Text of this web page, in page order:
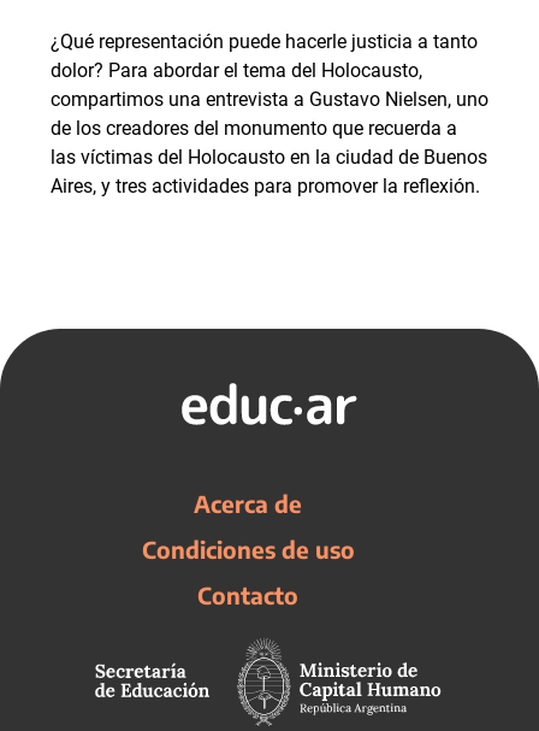
¿Qué representación puede hacerle justicia a tanto
dolor? Para abordar el tema del Holocausto,
compartimos una entrevista a Gustavo Nielsen, uno
de los creadores del monumento que recuerda a
las víctimas del Holocausto en la ciudad de Buenos
Aires, y tres actividades para promover la reflexión.
Acerca de
Condiciones de uso
Contacto